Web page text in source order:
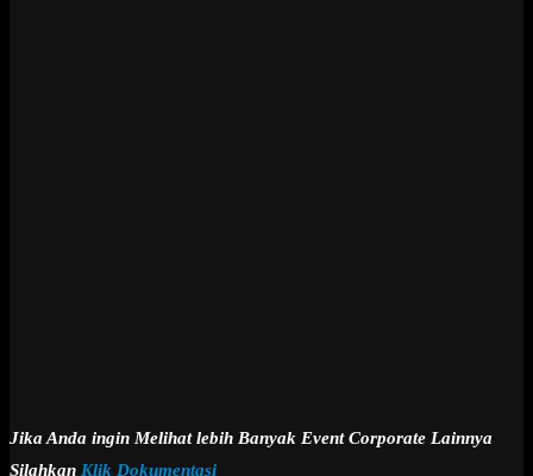
Jika Anda ingin Melihat lebih Banyak Event Corporate Lainnya
Silahkan Klik Dokumentasi